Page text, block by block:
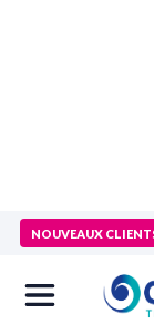
NOUVEAUX
> Formations>
visualization, BI>
BI 2025, Web